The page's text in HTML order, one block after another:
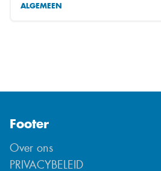
ALGEMEEN
Footer
Over ons
PRIVACYBELEID